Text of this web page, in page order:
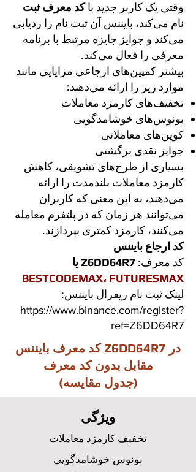
وقتی یک کاربر جدید باکد معرف ثبت
نام می‌کند، بایننس آن ثبت نام را ردیابی
می‌کند و جوایز جایزه مرتبط با برنامه
معرفی را فعال می‌کند.
بیشتر کمپین‌های ارجاعی مزایایی مانند
موارد زیر را ارائه می‌دهند:
تخفیف‌های کارمزد معاملات
بونوس‌های خوشامدگویی
کوپن‌های معاملاتی
جوایز نقدی برگشتی
بسیاری از طرح‌های تشویقی، کاهش
کارمزد معاملات بلندمدت را ارائه
می‌دهند، به این معنی که کاربران
می‌توانند هر زمان که در پلتفرم معامله
می‌کنند، کارمزد کمتری بپردازند.
کد ارجاع بایننس
کد معرف: Z6DD64R7یا
BESTCODEMAX، FUTURESMAX
لینک ثبت نام ریفرال بایننس:
https://www.binance.com/register?
ref=Z6DD64R7
کد معرف بایننس Z6DD64R7 در
مقابل بدون کد معرف
(جدول مقایسه)
ویژگی
تخفیف کارمزد معاملات
بونوس خوشامدگویی